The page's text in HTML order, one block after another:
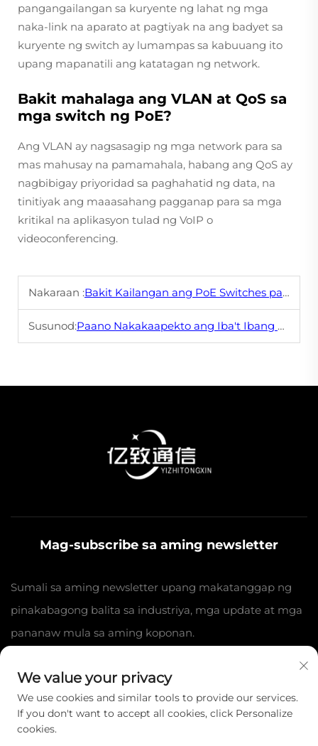
pangangailangan sa kuryente ng lahat ng mga
naka-link na aparato at pagtiyak na ang badyet sa
kuryente ng switch ay lumampas sa kabuuang ito
upang mapanatili ang katatagan ng network.
Bakit mahalaga ang VLAN at QoS sa
mga switch ng PoE?
Ang VLAN ay nagsasagip ng mga network para sa
mas mahusay na pamamahala, habang ang QoS ay
nagbibigay priyoridad sa paghahatid ng data, na
tinitiyak ang maaasahang pagganap para sa mga
kritikal na aplikasyon tulad ng VoIP o
videoconferencing.
Nakaraan :Bakit Kailangan ang PoE Switches para sa Mga Network ng Smart Home at Office
Susunod:Paano Nakakaapekto ang Iba't Ibang Uri ng Cable sa Komunikasyon sa Kalidad ng Signal?
Mag-subscribe sa aming newsletter
Sumali sa aming newsletter upang makatanggap ng
pinakabagong balita sa industriya, mga update at mga
pananaw mula sa aming koponan.
Kopirait © 2025 Jiangsu Yizhi Telecommunication
We value your privacy
We use cookies and similar tools to provide our services.
If you don't want to accept all cookies, click Personalize
cookies.